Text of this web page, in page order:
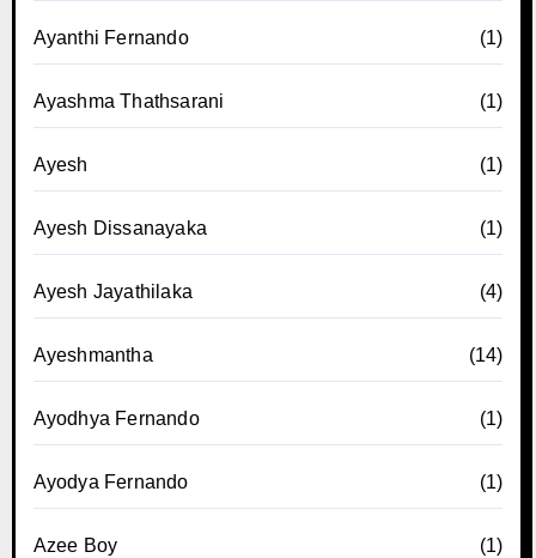
Ayanthi Fernando (1)
Ayashma Thathsarani (1)
Ayesh (1)
Ayesh Dissanayaka (1)
Ayesh Jayathilaka (4)
Ayeshmantha (14)
Ayodhya Fernando (1)
Ayodya Fernando (1)
Azee Boy (1)